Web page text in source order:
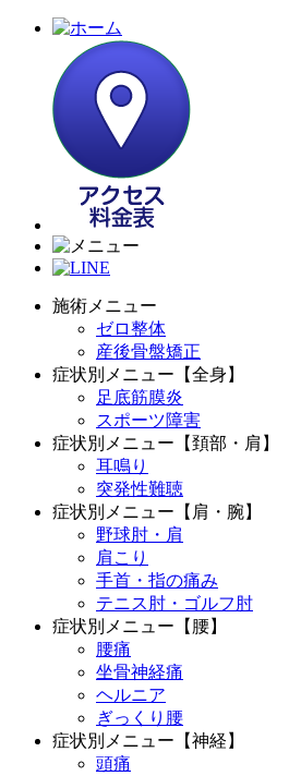
施術メニュー
ゼロ整体
産後骨盤矯正
症状別メニュー【全身】
足底筋膜炎
スポーツ障害
症状別メニュー【頚部・肩】
耳鳴り
突発性難聴
症状別メニュー【肩・腕】
野球肘・肩
肩こり
手首・指の痛み
テニス肘・ゴルフ肘
症状別メニュー【腰】
腰痛
坐骨神経痛
ヘルニア
ぎっくり腰
症状別メニュー【神経】
頭痛